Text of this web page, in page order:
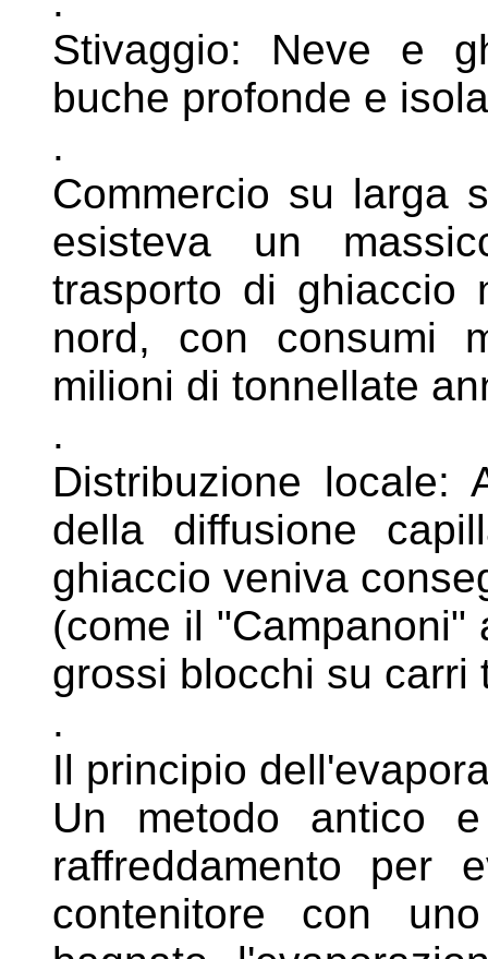
Stivaggio: Neve e
buche profonde e
.
Commercio su larga
esisteva un
trasporto di ghiaccio
nord, con consumi
milioni di tonnellate
.
Distribuzione locale:
della diffusione
ghiaccio veniva
(come il
grossi blocchi su carri
.
Il principio
Un metodo antico
raffreddamento per
contenitore con